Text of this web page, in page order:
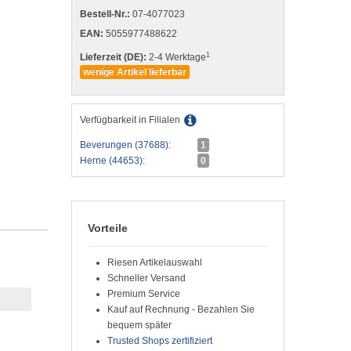
Bestell-Nr.: 07-4077023
EAN: 5055977488622
Lieferzeit (DE): 2-4 Werktage 1
wenige Artikel lieferbar
Verfügbarkeit in Filialen
Beverungen (37688):
1
Herne (44653):
0
Vorteile
Riesen Artikelauswahl
Schneller Versand
Premium Service
Kauf auf Rechnung - Bezahlen Sie
bequem später
Trusted Shops zertifiziert